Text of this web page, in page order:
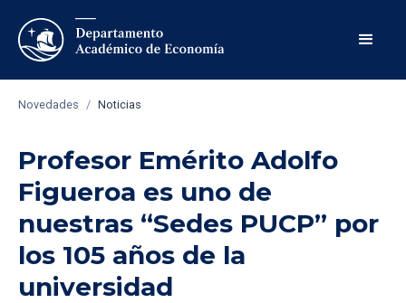
Novedades / Noticias
Profesor Emérito Adolfo
Figueroa es uno de
nuestras “Sedes PUCP” por
los 105 años de la
universidad